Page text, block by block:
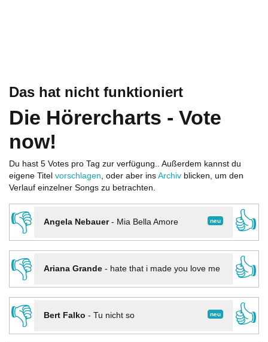
Das hat nicht funktioniert
Die Hörercharts - Vote
now!
Du hast 5 Votes pro Tag zur verfügung.. Außerdem kannst du
eigene Titel vorschlagen, oder aber ins Archiv blicken, um den
Verlauf einzelner Songs zu betrachten.
👎 neu
Angela Nebauer- Mia Bella Amore
👍
👎
Ariana Grande- hate that i made you love me
👍
👎
neu
Bert Falko - Tu nicht so
👍